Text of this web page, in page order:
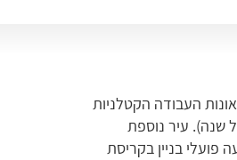
תנופת הבנייה ביישובים מסוימים לבין הגדרת יישובים וערים כמסוכנים במיוחד לעובדי ענף הבינוי. ראשית נמצא כי כ-50% מתאונות העבודה הקטלניות
העיר תל אביב הייתה "שיאנית" התאונות הקטלניות בשנים 2017 ו-2018 (5 הרוגים בכל שנה). עיר נוספת
אחת שאירעה בה בשנת 2019 וגרמה למותם של ארבעה פועלי בניין בקריסת